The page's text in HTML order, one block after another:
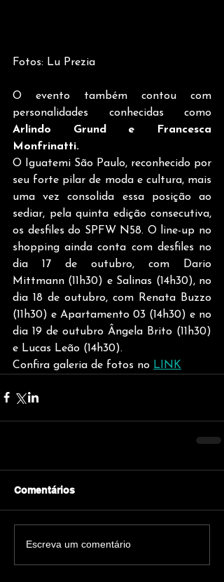
Fotos: Lu Prezia
O evento também contou com
Arlindo Grund e Francesca
Monfrinatti.
O Iguatemi São Paulo, reconhecido por
seu forte pilar de moda e cultura, mais
uma vez consolida essa posição ao
sediar, pela quinta edição consecutiva,
os desfiles do SPFW N58. O line-up no
shopping ainda conta com desfiles no
dia 17 de outubro, com Dario
Mittmann (11h30) e Salinas (14h30), no
dia 18 de outubro, com Renata Buzzo
(11h30) e Apartamento 03 (14h30) e no
dia 19 de outubro Ângela Brito (11h30)
e Lucas Leão (14h30).
Confira galeria de fotos no LINK
Comentários
Escreva um comentário